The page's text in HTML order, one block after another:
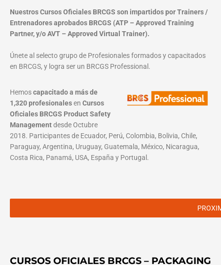
Nuestros Cursos Oficiales BRCGS son impartidos por Trainers /
Entrenadores aprobados BRCGS (ATP – Approved Training
Partner, y/o AVT – Approved Virtual Trainer).
Únete al selecto grupo de Profesionales formados y capacitados
en BRCGS, y logra ser un BRCGS Professional.
Hemoscapacitado a más de
1,320 profesionalesen Cursos
Oficiales BRCGS Product Safety
Managementdesde Octubre
2018. Participantes de Ecuador, Perú, Colombia, Bolivia, Chile,
Paraguay, Argentina, Uruguay, Guatemala, México, Nicaragua,
Costa Rica, Panamá, USA, España y Portugal.
CURSOS OFICIALES BRCGS – PACKAGING